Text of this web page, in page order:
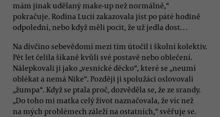
mám jinak udělaný make-up než normálně,“
pokračuje. Rodina Lucii zakazovala jíst po páté hodině
odpolední, nebo když měli pocit, že už jedla dost…
Na dívčino sebevědomí mezi tím útočil i školní kolektiv.
Pět let čelila šikaně kvůli své postavě nebo oblečení.
Nálepkovali ji jako „vesnické děcko“, které se „neumí
oblékat a nemá Nike“. Později ji spolužáci oslovovali
„žumpa“. Když se ptala proč, dozvěděla se, že ze srandy.
„Do toho mi matka celý život naznačovala, že víc než
na mých problémech záleží na ostatních,“ svěřuje se.